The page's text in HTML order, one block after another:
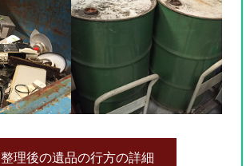
整理後の遺品の行方の詳細